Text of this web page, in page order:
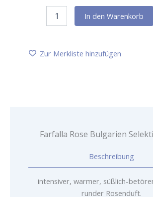
Rose Bulgarien Selektion,
Menge
In den Warenkorb
Zur Merkliste hinzufügen
Farfalla Rose Bulgarien
Beschreibung
intensiver, warmer, süßlich-
runder Rosenduft.